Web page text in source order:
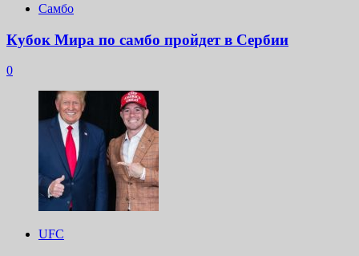
Самбо
Кубок Мира по самбо пройдет в Сербии
0
UFC